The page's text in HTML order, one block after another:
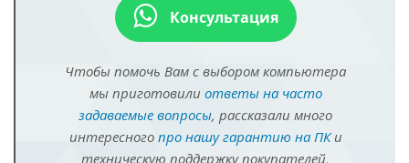
Консультация
Чтобы помочь Вам с выбором компьютера
мы приготовили ответы на часто
задаваемые вопросы, рассказали много
интересного про нашу гарантию на ПКи
техническую поддержку покупателей,